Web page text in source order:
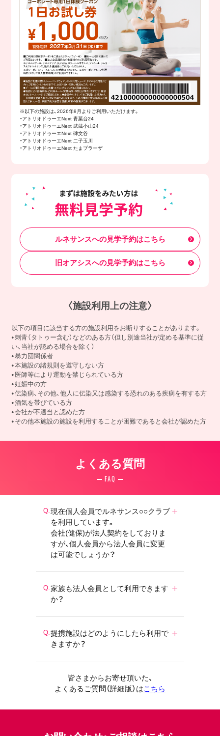
※以下の施設は、2026年9月よりご利用いただけます。
・アトリオドゥーエNext 青葉台24
・アトリオドゥーエNext 武蔵小山24
・アトリオドゥーエNext 碑文谷
・アトリオドゥーエNext 二子玉川
・アトリオドゥーエNext たまプラーザ
ルネサンスへの見学予約はこちら
旧オアシスへの見学予約はこちら
〈施設利用上の注意〉
以下の項目に該当する方の施設利用をお断りすることがあります。
刺青（タトゥー含む）などのある方（但し別途当社が定める基準に従
い、当社が認める場合を除く）
暴力団関係者
本施設の諸規則を遵守しない方
医師等により運動を禁じられている方
妊娠中の方
伝染病、その他、他人に伝染又は感染する恐れのある疾病を有する方
酒気を帯びている方
会社が不適当と認めた方
その他本施設の施設を利用することが困難であると会社が認めた方
よくある質問
FAQ
現在個人会員でルネサンス○○クラブ
を利用しています。
会社(健保)が法人契約をしておりま
すが、個人会員から法人会員に変更
は可能でしょうか？
家族も法人会員として利用できます
か？
提携施設はどのようにしたら利用で
きますか？
皆さまからお寄せ頂いた、
よくあるご質問（詳細版）はこちら